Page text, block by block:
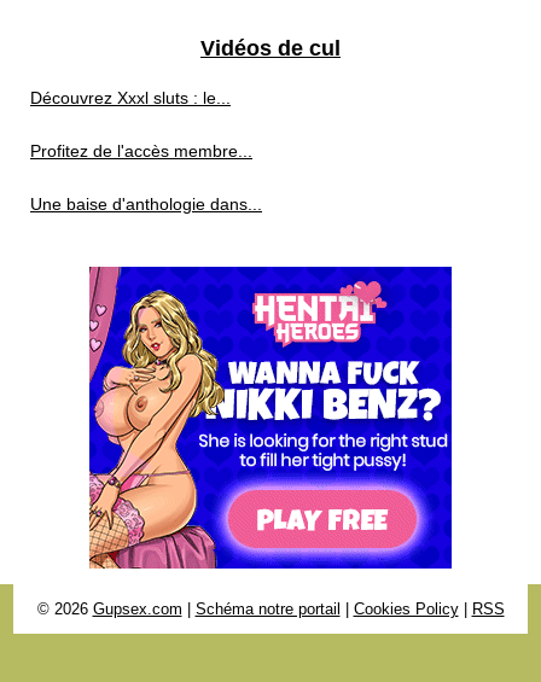
Vidéos de cul
Découvrez Xxxl sluts : le...
Profitez de l'accès membre...
Une baise d'anthologie dans...
© 2026 Gupsex.com Schéma notre portail Cookies Policy| RSS